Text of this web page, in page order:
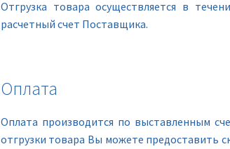
Отгрузка товара осуществляется в
расчетный счет Поставщика.
Оплата
Оплата производится по выставленным
отгрузки товара Вы можете предоставить